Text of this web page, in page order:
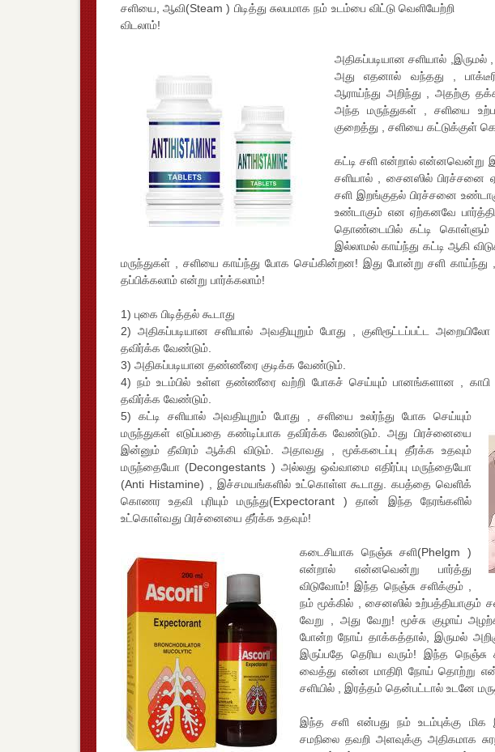
சளியை, ஆவி(Steam ) பிடித்து சுலபமாக நம் உடம்பை விட்டு வெளியேற்றி
விடலாம்!
அதிகப்படியான சளியால்
அது எதனால் வந்தது ,
ஆராய்ந்து அறிந்து , அதற்கு தக்க
அந்த மருந்துகள் , சளியை
குறைத்து , சளியை கட்டுக்குள்
கட்டி சளி என்றால் என்னவென்று
சளியால் , சைனஸில் பிரச்சனை
சளி இறங்குதல் பிரச்சனை
உண்டாகும் என ஏற்கனவே
தொண்டையில் கட்டி
இல்லாமல் காய்ந்து கட்டி ஆகி
மருந்துகள் , சளியை காய்ந்து போக செய்கின்றன! இது போன்று சளி காய்ந்து ,
தப்பிக்கலாம் என்று பார்க்கலாம்!
1) புகை பிடித்தல் கூடாது
2) அதிகப்படியான சளியால் அவதியுறும் போது , குளிரூட்டப்பட்ட
தவிர்க்க வேண்டும்.
3) அதிகப்படியான தண்ணீரை குடிக்க வேண்டும்.
4) நம் உடம்பில் உள்ள தண்ணீரை வற்றி போகச் செய்யும் பானங்களான ,
தவிர்க்க வேண்டும்.
5) கட்டி சளியால் அவதியுறும் போது , சளியை உலர்ந்து போக செய்யும்
மருந்துகள் எடுப்பதை கண்டிப்பாக தவிர்க்க வேண்டும். அது பிரச்னையை
இன்னும் தீவிரம் ஆக்கி விடும். அதாவது , மூக்கடைப்பு தீர்க்க உதவும்
மருந்தையோ (Decongestants ) அல்லது ஒவ்வாமை எதிர்ப்பு மருந்தையோ
(Anti Histamine) , இச்சமயங்களில் உட்கொள்ள கூடாது. கபத்தை வெளிக்
கொணர உதவி புரியும் மருந்து(Expectorant ) தான் இந்த நேரங்களில்
உட்கொள்வது பிரச்னையை தீர்க்க உதவும்!
கடைசியாக நெஞ்சு சளி(Phelgm )
என்றால் என்னவென்று பார்த்து
விடுவோம்! இந்த நெஞ்சு சளிக்கும் ,
நம் மூக்கில் , சைனஸில் உற்பத்தியாகும்
வேறு , அது வேறு! மூச்சு குழாய்
போன்ற நோய் தாக்கத்தால், இருமல்
இருப்பதே தெரிய வரும்! இந்த
வைத்து என்ன மாதிரி நோய் தொற்று
சளியில் , இரத்தம் தென்பட்டால் உடனே
இந்த சளி என்பது நம் உடம்புக்கு
சமநிலை தவறி அளவுக்கு அதிகமாக